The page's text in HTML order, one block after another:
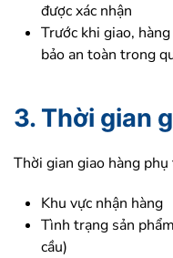
được xác nhận
Trước khi giao,
bảo an toàn trong
3. Thời gian
Thời gian giao hàng phụ
Khu vực nhận hàng
Tình trạng sản
cầu)